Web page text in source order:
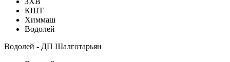
КШТ
Химмаш
Водолей
Водолей - ДП Шалготарьян